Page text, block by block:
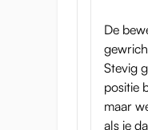
om je heen!
Ontdek
De
Stevig
positie
maar
als je